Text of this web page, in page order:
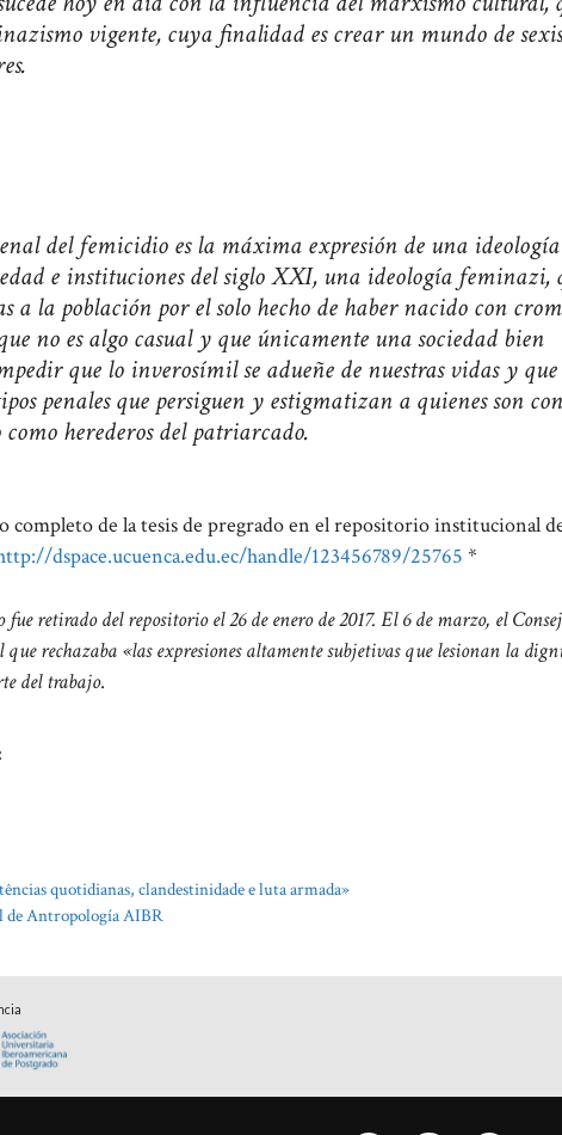
vigente, cuya finalidad es crear un mundo de
del femicidio es la máxima expresión de una ideología
e instituciones del siglo XXI, una ideología feminazi,
a la población por el solo hecho de haber nacido con
no es algo casual y que únicamente una sociedad bien
que lo inverosímil se adueñe de nuestras vidas y que
penales que persiguen y estigmatizan a quienes son
herederos del patriarcado.
completo de la tesis de pregrado en el repositorio institucional
dspace.ucuenca.edu.ec/handle/123456789/25765 *
retirado del repositorio el 26 de enero de 2017. El 6 de marzo, el
que rechazaba «las expresiones altamente subjetivas que lesionan la
del trabajo.
quotidianas, clandestinidade e luta armada»
de Antropología AIBR